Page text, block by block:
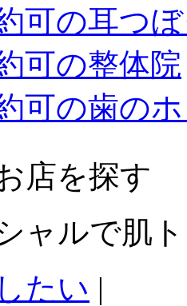
可の耳つ
可の整体院
可の歯の
店を探す
ャルで肌
たい |